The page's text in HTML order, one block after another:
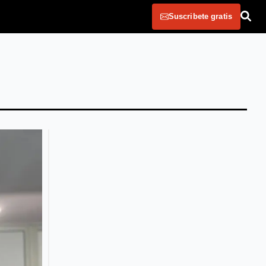
Suscribete gratis